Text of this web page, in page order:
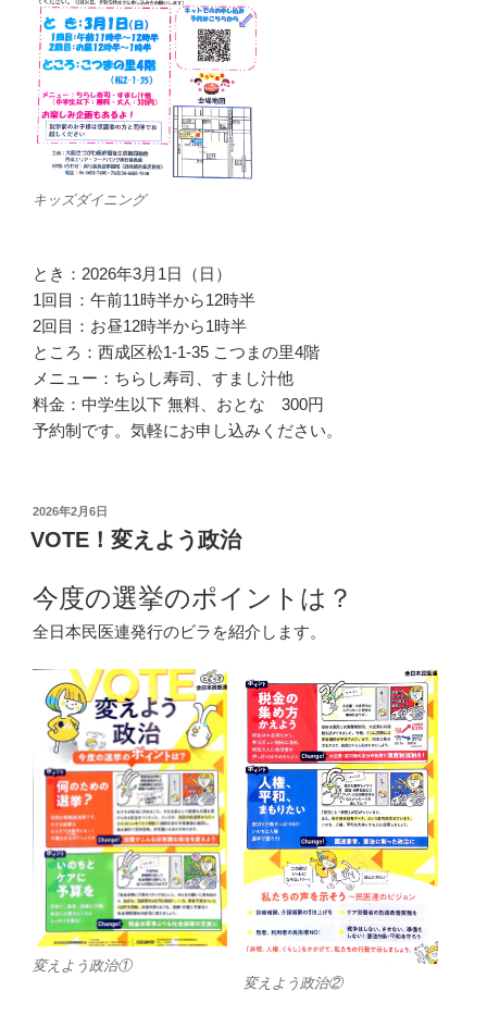
キッズダイニング
とき：2026年3月1日（日）
1回目：午前11時半から12時半
2回目：お昼12時半から1時半
ところ：西成区松1-1-35 こつまの里4階
メニュー：ちらし寿司、すまし汁他
料金：中学生以下 無料、おとな 300円
予約制です。気軽にお申し込みください。
投
稿
日:
2026年2月6日
VOTE！変えよう政治
今度の選挙のポイントは？
全日本民医連発行のビラを紹介します。
変えよう政治①
変えよう政治②